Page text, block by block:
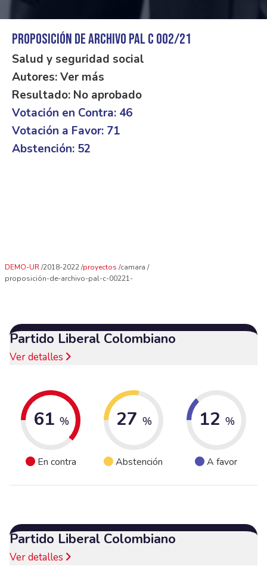
Proposición de archivo PAL C 002/21
Salud y seguridad social
Autores: Ver más
Resultado: No aprobado
Votación en Contra: 46
Votación a Favor: 71
Abstención: 52
DEMO-UR 2018-2022 proyectos camara
proposición-de-archivo-pal-c-00221-
Partido Liberal Colombiano
Ver detalles
61 %
En contra
27 %
Abstención
12 %
A favor
Partido Liberal Colombiano
Ver detalles